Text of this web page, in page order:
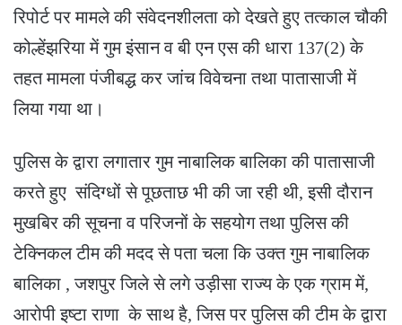
रिपोर्ट पर मामले की संवेदनशीलता को देखते हुए तत्काल चौकी
कोल्हेंझरिया में गुम इंसान व बी एन एस की धारा 137(2) के
तहत मामला पंजीबद्ध कर जांच विवेचना तथा पातासाजी में
लिया गया था।
पुलिस के द्वारा लगातार गुम नाबालिक बालिका की पातासाजी
करते हुए संदिग्धों से पूछताछ भी की जा रही थी, इसी दौरान
मुखबिर की सूचना व परिजनों के सहयोग तथा पुलिस की
टेक्निकल टीम की मदद से पता चला कि उक्त गुम नाबालिक
बालिका , जशपुर जिले से लगे उड़ीसा राज्य के एक ग्राम में,
आरोपी इष्टा राणा के साथ है, जिस पर पुलिस की टीम के द्वारा